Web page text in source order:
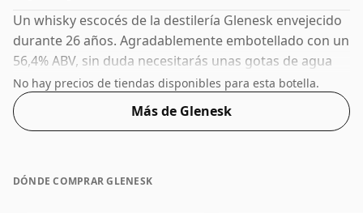
Un whisky escocés de la destilería Glenesk envejecido
durante 26 años. Agradablemente embotellado con un
56,4% ABV, sin duda necesitarás unas gotas de agua
de buena calidad para liberar los favores.
No hay precios de tiendas disponibles para esta botella.
Más de Glenesk
DÓNDE COMPRAR GLENESK